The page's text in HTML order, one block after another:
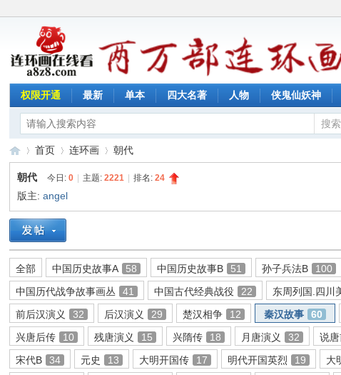
权限开通 最新 单本 四大名著 人物 侠鬼仙妖神
搜索
连
环
»
首页
›
连环画
›
朝代
朝代 今日:0 主题:2221 排名:24
版主:angel
全部 中国历史故事A 58 中国历史故事B 51 孙子兵法B 100
中国历代战争故事画丛
41 中国古代经典战役 22 东周列国.四川
前后汉演义
32 后汉演义 29 楚汉相争 12 秦汉故事 60
兴唐后传
10 残唐演义 15 兴隋传 18 月唐演义 32 说
宋代B
34 元史 13 大明开国传 17 明代开国英烈 19 大